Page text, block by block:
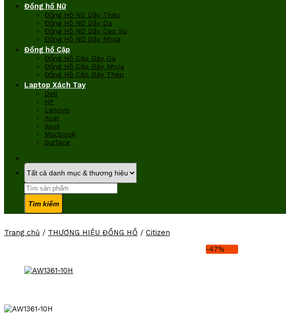
Đồng hồ Nữ
Đồng Hồ Nữ Dây Thép
Đồng Hồ Nữ Dây Da
Đồng Hồ Nữ Dây Cao Su
Đồng Hồ Nữ Dây Nhựa
Đồng hồ Cặp
Đồng Hồ Cặp Dây Da
Đồng Hồ Cặp Dây Nhựa
Đồng Hồ Cặp Dây Thép
Laptop Xách Tay
Dell
HP
Lenovo
Acer
Asus
Macbook
Surface
Tìm
kiếm:
Trang chủ / THƯƠNG HIỆU ĐỒNG HỒ / Citizen
-47%